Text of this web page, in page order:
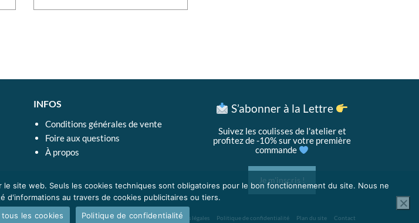
INFOS
Conditions générales de vente
Foire aux questions
À propos
S’abonner à la Lettre
Suivez les coulisses de l'atelier et
profitez de -10% sur votre première
commande
Je m'inscris !
Mentions légales Politique de confidentialité Plan du site Contact
site web. Seuls les cookies techniques sont obligatoires pour le bon fonctionnement du site. Nous ne
d'informations au travers de cookies publicitaires ou tiers.
tous les cookies Politique de confidentialité